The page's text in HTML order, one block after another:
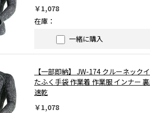
￥1,078
在庫：
一緒に購入
【一部即納】 JW-174 クルーネック
たふく手袋 作業着 作業服 インナー
速乾
￥1,078